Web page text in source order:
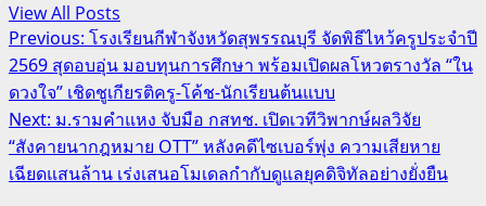
View All Posts
Post
navigation
Previous: โรงเรียนกีฬาจังหวัดสุพรรณบุรี จัดพิธีไหว้ครูประจำปี
2569 สุดอบอุ่น มอบทุนการศึกษา พร้อมเปิดผลโหวตรางวัล “ใน
ดวงใจ” เชิดชูเกียรติครู-โค้ช-นักเรียนต้นแบบ
Next: ม.รามคำแหง จับมือ กสทช. เปิดเวทีวิพากษ์ผลวิจัย
“สังคายนากฎหมาย OTT” หลังคดีไซเบอร์พุ่ง ความเสียหาย
เฉียดแสนล้าน เร่งเสนอโมเดลกำกับดูแลยุคดิจิทัลอย่างยั่งยืน